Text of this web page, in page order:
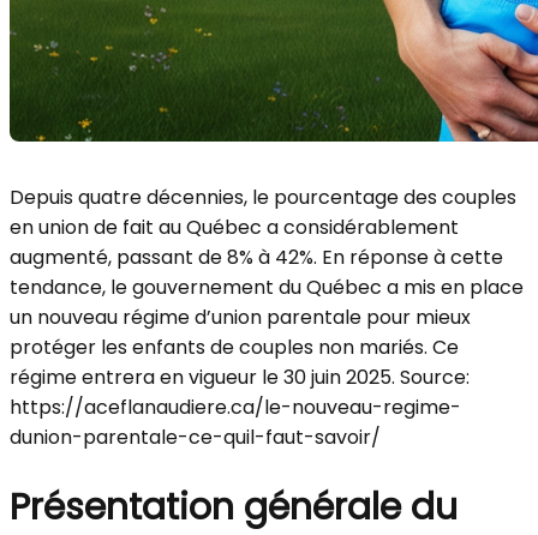
Depuis quatre décennies, le pourcentage des couples
en union de fait au Québec a considérablement
augmenté, passant de 8% à 42%. En réponse à cette
tendance, le gouvernement du Québec a mis en place
un nouveau régime d’union parentale pour mieux
protéger les enfants de couples non mariés. Ce
régime entrera en vigueur le 30 juin 2025. Source:
https://aceflanaudiere.ca/le-nouveau-regime-
dunion-parentale-ce-quil-faut-savoir/
Présentation générale du